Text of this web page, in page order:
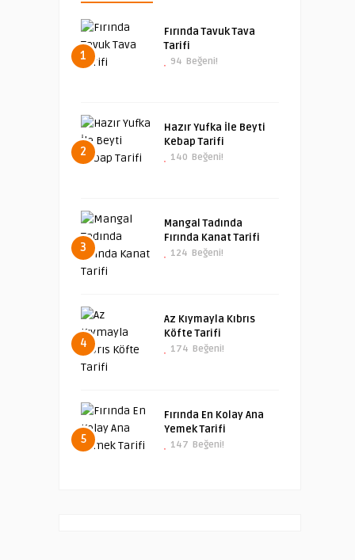
1
Fırında Tavuk Tava
Tarifi
94 Beğeni!
2
Hazır Yufka İle Beyti
Kebap Tarifi
140 Beğeni!
3
Mangal Tadında
Fırında Kanat Tarifi
124 Beğeni!
4
Az Kıymayla Kıbrıs
Köfte Tarifi
174 Beğeni!
5
Fırında En Kolay Ana
Yemek Tarifi
147 Beğeni!